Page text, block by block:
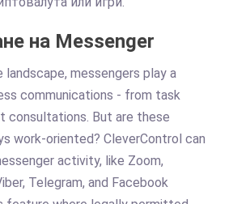
на Messenger
landscape, messengers play a
communications - from task
consultations. But are these
work-oriented? CleverControl can
activity, like Zoom,
Telegram, and Facebook